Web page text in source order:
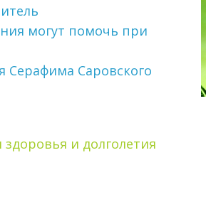
могут помочь при
Серафима Саровского
и долголетия